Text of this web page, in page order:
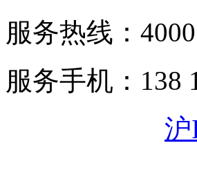
服务热线：
服务手机：138
沪